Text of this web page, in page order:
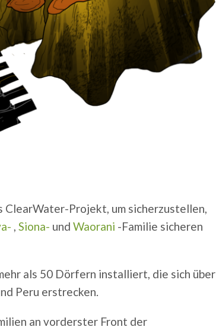
Projekt, um sicherzustellen,
, Siona- und Waorani -Familie sicheren
als 50 Dörfern installiert, die sich über
Peru erstrecken.
an vorderster Front der